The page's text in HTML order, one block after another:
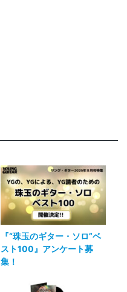
『“珠玉のギター・ソロ”ベ
スト100』アンケート募
集！